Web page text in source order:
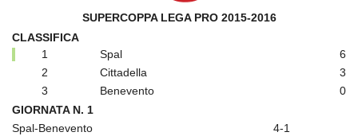
SUPERCOPPA LEGA PRO 2015-2016
CLASSIFICA
1
Spal
6
2
Cittadella
3
3
Benevento
0
GIORNATA N. 1
Spal-Benevento
4-1